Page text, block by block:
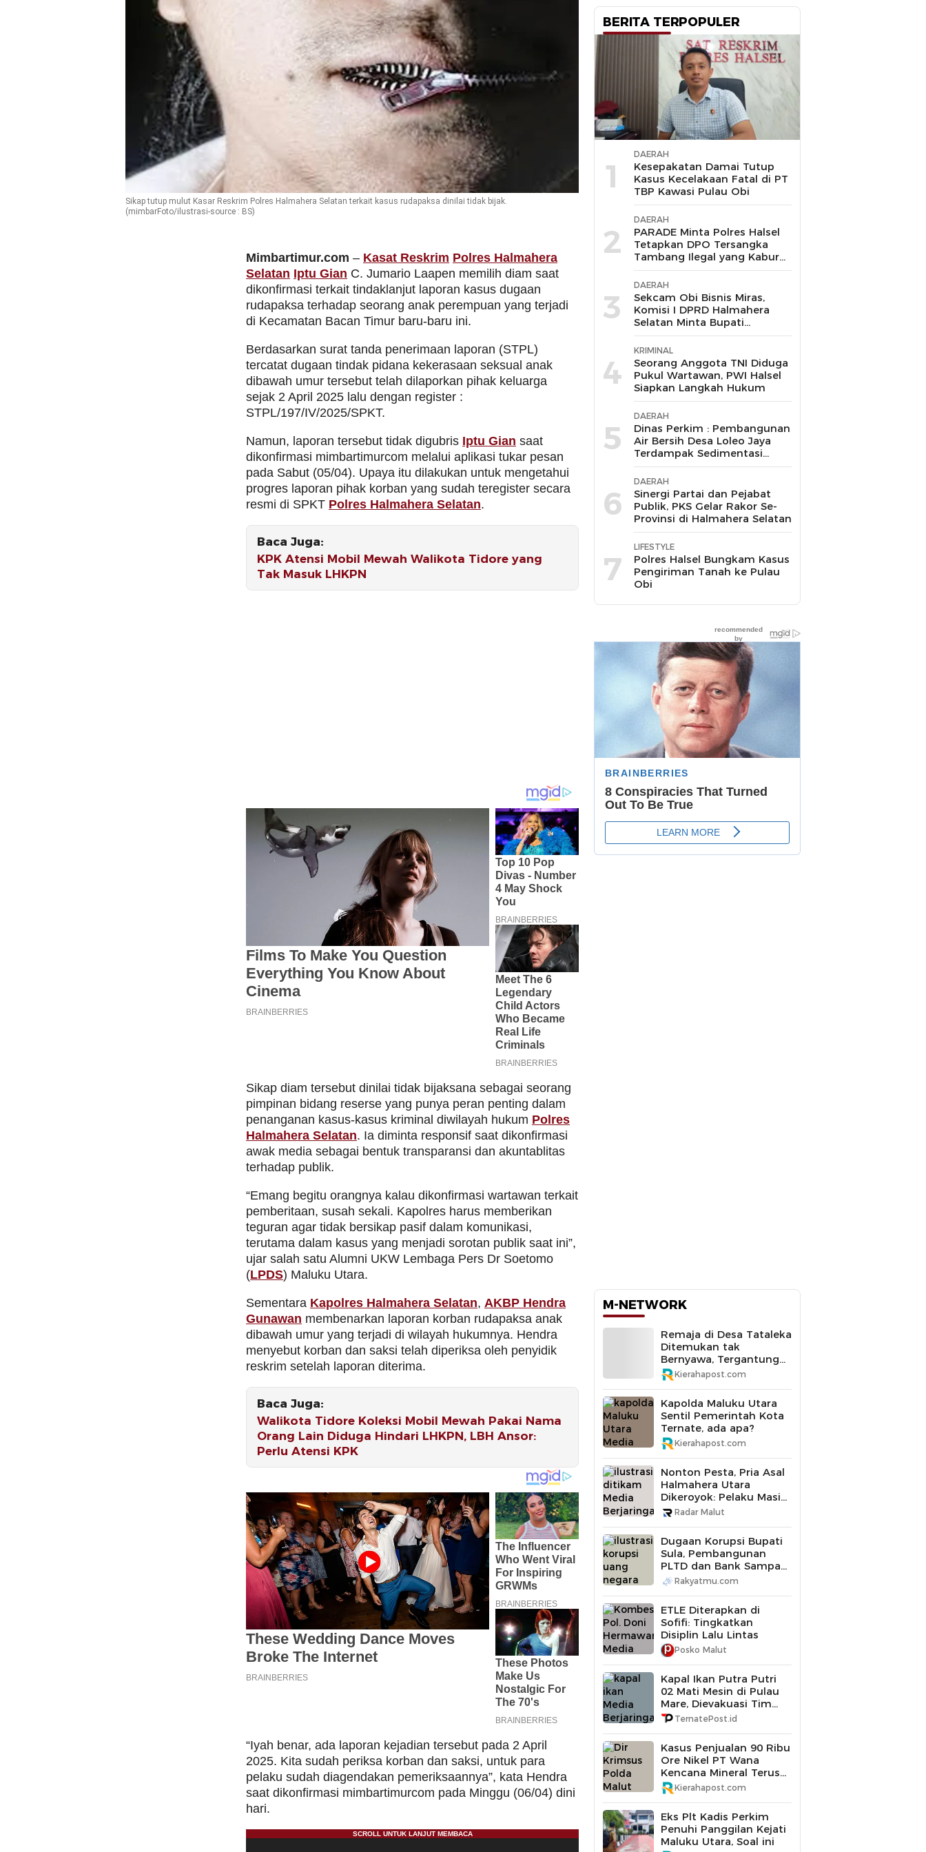
Sikap tutup mulut Kasar Reskrim Polres Halmahera Selatan terkait kasus rudapaksa dinilai tidak bijak.
(mimbarFoto/ilustrasi-source : BS)
Mimbartimur.com – Kasat Reskrim Polres Halmahera
Selatan Iptu Gian C. Jumario Laapen memilih diam saat
dikonfirmasi terkait tindaklanjut laporan kasus dugaan
rudapaksa terhadap seorang anak perempuan yang terjadi
di Kecamatan Bacan Timur baru-baru ini.
Berdasarkan surat tanda penerimaan laporan (STPL)
tercatat dugaan tindak pidana kekerasaan seksual anak
dibawah umur tersebut telah dilaporkan pihak keluarga
sejak 2 April 2025 lalu dengan register :
STPL/197/IV/2025/SPKT.
Namun, laporan tersebut tidak digubris Iptu Gian saat
dikonfirmasi mimbartimurcom melalui aplikasi tukar pesan
pada Sabut (05/04). Upaya itu dilakukan untuk mengetahui
progres laporan pihak korban yang sudah teregister secara
resmi di SPKT Polres Halmahera Selatan.
Baca Juga:
KPK Atensi Mobil Mewah Walikota Tidore yang
Tak Masuk LHKPN
Sikap diam tersebut dinilai tidak bijaksana sebagai seorang
pimpinan bidang reserse yang punya peran penting dalam
penanganan kasus-kasus kriminal diwilayah hukum Polres
Halmahera Selatan. Ia diminta responsif saat dikonfirmasi
awak media sebagai bentuk transparansi dan akuntablitas
terhadap publik.
“Emang begitu orangnya kalau dikonfirmasi wartawan terkait
pemberitaan, susah sekali. Kapolres harus memberikan
teguran agar tidak bersikap pasif dalam komunikasi,
terutama dalam kasus yang menjadi sorotan publik saat ini”,
ujar salah satu Alumni UKW Lembaga Pers Dr Soetomo
(LPDS) Maluku Utara.
Sementara Kapolres Halmahera Selatan, AKBP Hendra
Gunawan membenarkan laporan korban rudapaksa anak
dibawah umur yang terjadi di wilayah hukumnya. Hendra
menyebut korban dan saksi telah diperiksa oleh penyidik
reskrim setelah laporan diterima.
Baca Juga:
Walikota Tidore Koleksi Mobil Mewah Pakai Nama
Orang Lain Diduga Hindari LHKPN, LBH Ansor:
Perlu Atensi KPK
“Iyah benar, ada laporan kejadian tersebut pada 2 April
2025. Kita sudah periksa korban dan saksi, untuk para
pelaku sudah diagendakan pemeriksaannya”, kata Hendra
saat dikonfirmasi mimbartimurcom pada Minggu (06/04) dini
hari.
BERITA TERPOPULER
1
DAERAH
Kesepakatan Damai Tutup
Kasus Kecelakaan Fatal di PT
TBP Kawasi Pulau Obi
2
DAERAH
PARADE Minta Polres Halsel
Tetapkan DPO Tersangka
Tambang Ilegal yang Kabur
ke Malaysia
3
DAERAH
Sekcam Obi Bisnis Miras,
Komisi I DPRD Halmahera
Selatan Minta Bupati
Bertindak Tegas
4
KRIMINAL
Seorang Anggota TNI Diduga
Pukul Wartawan, PWI Halsel
Siapkan Langkah Hukum
5
DAERAH
Dinas Perkim : Pembangunan
Air Bersih Desa Loleo Jaya
Terdampak Sedimentasi
Suda Diperbaiki
6
DAERAH
Sinergi Partai dan Pejabat
Publik, PKS Gelar Rakor Se-
Provinsi di Halmahera Selatan
7
LIFESTYLE
Polres Halsel Bungkam Kasus
Pengiriman Tanah ke Pulau
Obi
M-NETWORK
Remaja di Desa Tataleka
Ditemukan tak
Bernyawa, Tergantung
di Pohon Mangga
Kierahapost.com
Kapolda Maluku Utara
Sentil Pemerintah Kota
Ternate, ada apa?
Kierahapost.com
Nonton Pesta, Pria Asal
Halmahera Utara
Dikeroyok: Pelaku Masih
Buron
Radar Malut
Dugaan Korupsi Bupati
Sula, Pembangunan
PLTD dan Bank Sampah
Diperiksa
Rakyatmu.com
ETLE Diterapkan di
Sofifi: Tingkatkan
Disiplin Lalu Lintas
Posko Malut
Kapal Ikan Putra Putri
02 Mati Mesin di Pulau
Mare, Dievakuasi Tim
SAR Gabungan
TernatePost.id
Kasus Penjualan 90 Ribu
Ore Nikel PT Wana
Kencana Mineral Terus
Didalami Polda Maluku
Utara
Kierahapost.com
Eks Plt Kadis Perkim
Penuhi Panggilan Kejati
Maluku Utara, Soal ini